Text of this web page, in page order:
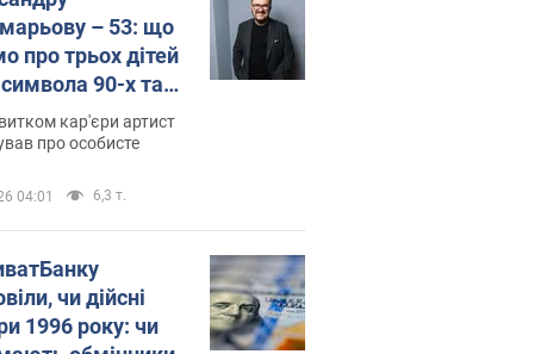
– 53: що
про трьох дітей
90-х та
вони
кар'єри артист
про особисте
04:01 6,3 т.
чи дійсні
1996 року: чи